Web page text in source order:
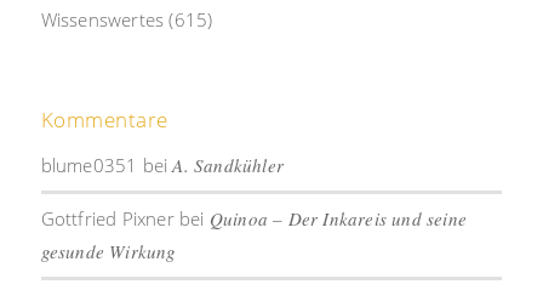
Wissenswertes (615)
Kommentare
blume0351 beiA. Sandkühler
Gottfried Pixnerbei Quinoa – Der Inkareis und seine
gesunde Wirkung